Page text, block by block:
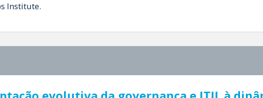
Institute.